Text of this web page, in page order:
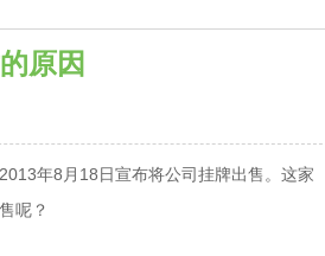
原因
年8月18日宣布将公司挂牌出售。这家
呢？